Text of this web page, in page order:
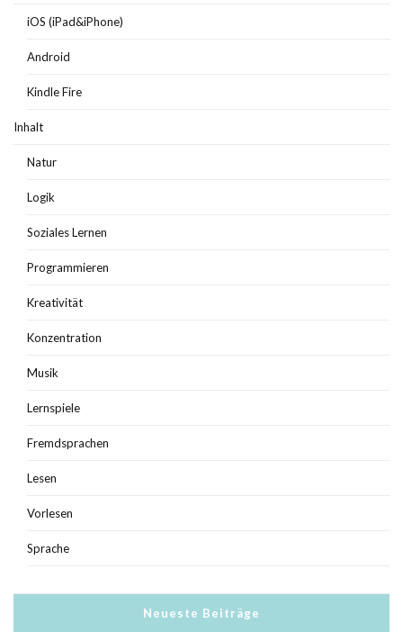
iOS (iPad&iPhone)
Android
Kindle Fire
Inhalt
Natur
Logik
Soziales Lernen
Programmieren
Kreativität
Konzentration
Musik
Lernspiele
Fremdsprachen
Lesen
Vorlesen
Sprache
Neueste Beiträge